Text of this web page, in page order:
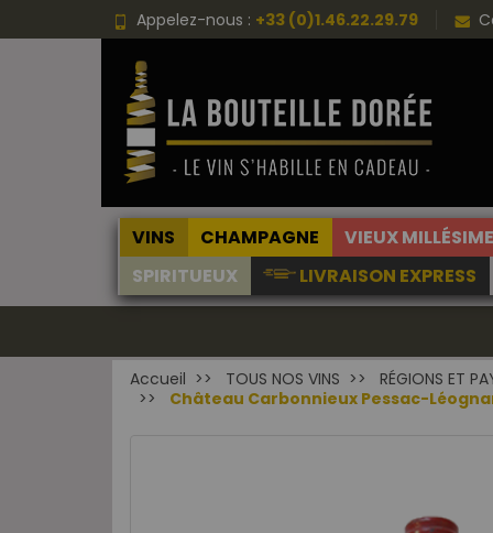
Appelez-nous : +33 (0)1.46.22.29.79
VINS CHAMPAGNE VIEUX
SPIRITUEUX
LIVRAISON EXPRESS
Accueil TOUS NOS VINS RÉGIONS ET
Château Carbonnieux Pessac-